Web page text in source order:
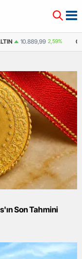
( KAPALI ÇARŞI )
Son Tahmini